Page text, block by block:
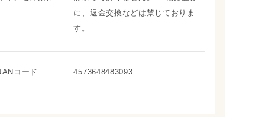
に、返金交換などは禁じておりま
す。
コード 4573648483093